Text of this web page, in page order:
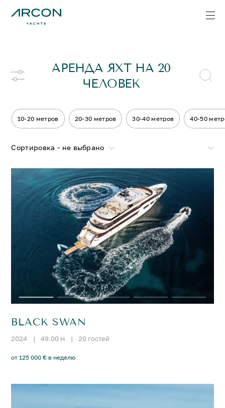
АРЕНДА ЯХТ НА 20
ЧЕЛОВЕК
10-20 метров 20-30 метров 30-40 метров 40-50
Сортировка - не выбрано
BLACK SWAN
2024 | 49.00 м | 20 гостей
от 125 000 € в неделю